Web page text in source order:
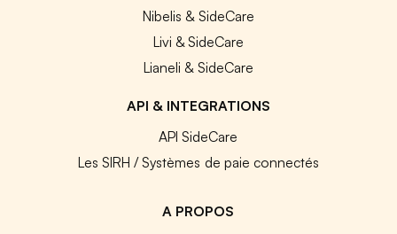
Nibelis & SideCare
Livi & SideCare
Lianeli & SideCare
API & INTEGRATIONS
API SideCare
Les SIRH / Systèmes de paie connectés
A PROPOS